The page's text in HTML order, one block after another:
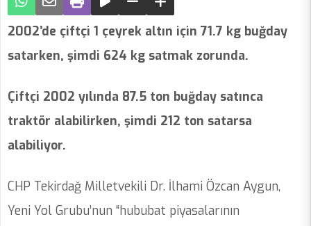
2002’de çiftçi 1 çeyrek altın için 71.7 kg buğday
satarken, şimdi 624 kg satmak zorunda.
Çiftçi 2002 yılında 87.5 ton buğday satınca
traktör alabilirken, şimdi 212 ton satarsa
alabiliyor.
CHP Tekirdağ Milletvekili Dr. İlhami Özcan Aygun,
Yeni Yol Grubu’nun “hububat piyasalarının